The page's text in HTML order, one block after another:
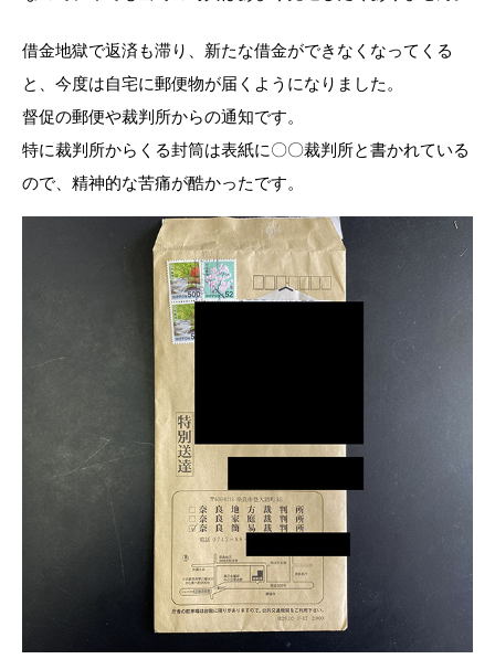
借金地獄で返済も滞り、新たな借金ができなくなってくる
と、今度は自宅に郵便物が届くようになりました。
督促の郵便や裁判所からの通知です。
特に裁判所からくる封筒は表紙に〇〇裁判所と書かれている
ので、精神的な苦痛が酷かったです。